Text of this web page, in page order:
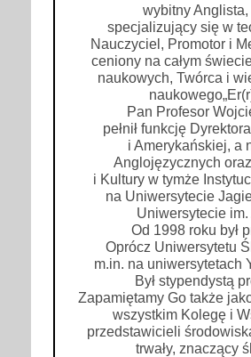
wybitny
specjalizujący się w
Nauczyciel, Promotor i
ceniony na całym
naukowych, Twórca i
Pan Profesor
pełnił funkcję
i Amerykańskiej, a
Anglojęzycznych
i Kultury w tymże
na Uniwersytecie
Uniwersytecie
Od 1998 roku był
Oprócz Uniwersytetu
m.in. na uniwersytetach
Był stypendystą
Zapamiętamy Go także
wszystkim Kolegę i
przedstawicieli
trwały, znaczący